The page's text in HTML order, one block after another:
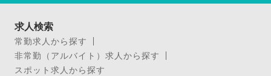
求人検索
常勤求人から探す
非常勤（アルバイト）求人から探す
スポット求人から探す